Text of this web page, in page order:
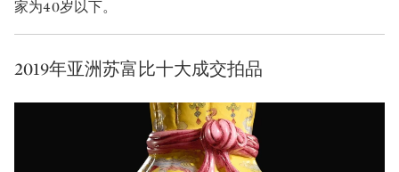
家为40岁以下。
2019年亚洲苏富比十大成交拍品